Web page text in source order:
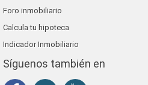
Foro inmobiliario
Calcula tu hipoteca
Indicador Inmobiliario
Síguenos también en